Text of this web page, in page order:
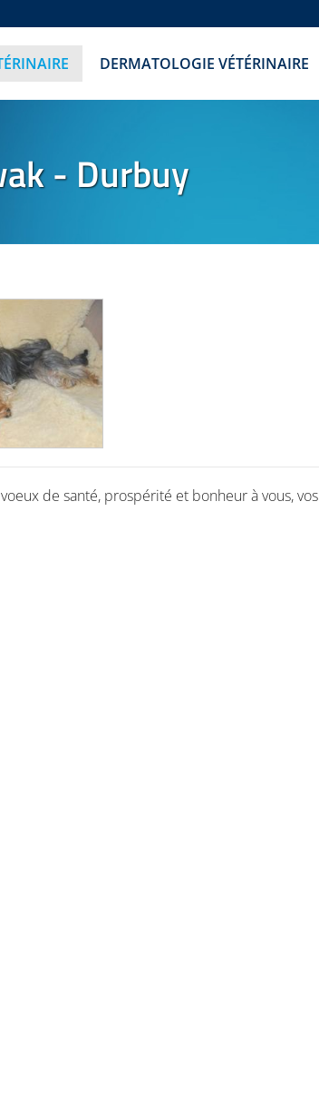
DERMATOLOGIE VÉTÉRINAIRE
- Durbuy
de santé, prospérité et bonheur à vous, vos